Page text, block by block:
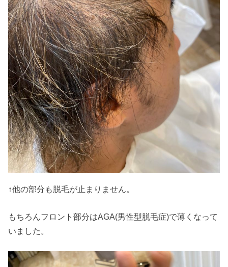
↑他の部分も脱毛が止まりません。
もちろんフロント部分はAGA(男性型脱毛症)で薄くなって
いました。